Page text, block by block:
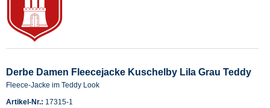
Derbe Damen Fleecejacke Kuschelby Lila Grau Teddy
Fleece-Jacke im Teddy Look
Artikel-Nr.: 17315-1